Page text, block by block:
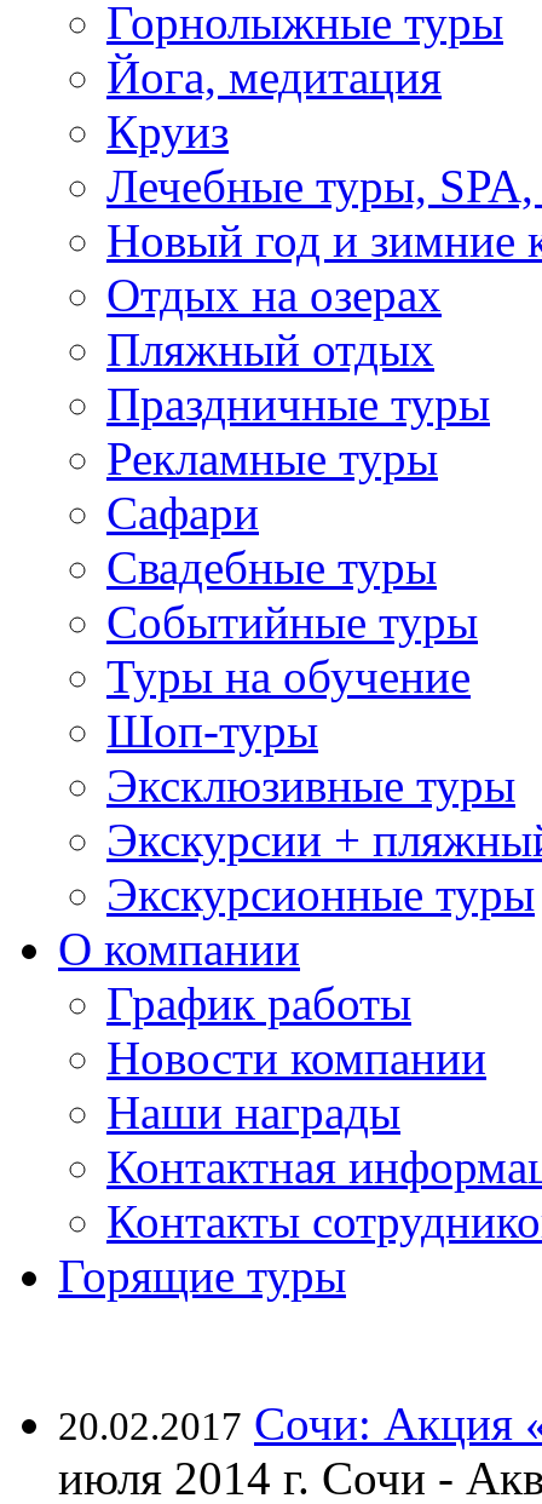
Горнолыжные туры
Йога, медитация
Круиз
Лечебные туры, SPA,
Новый год и зимние
Отдых на озерах
Пляжный отдых
Праздничные туры
Рекламные туры
Сафари
Свадебные туры
Событийные туры
Туры на обучение
Шоп-туры
Эксклюзивные туры
Экскурсии +
Экскурсионные туры
О компании
График работы
Новости компании
Наши награды
Контактная
Контакты
Горящие туры
20.02.2017 Сочи: Акция
июля 2014 г. Сочи -